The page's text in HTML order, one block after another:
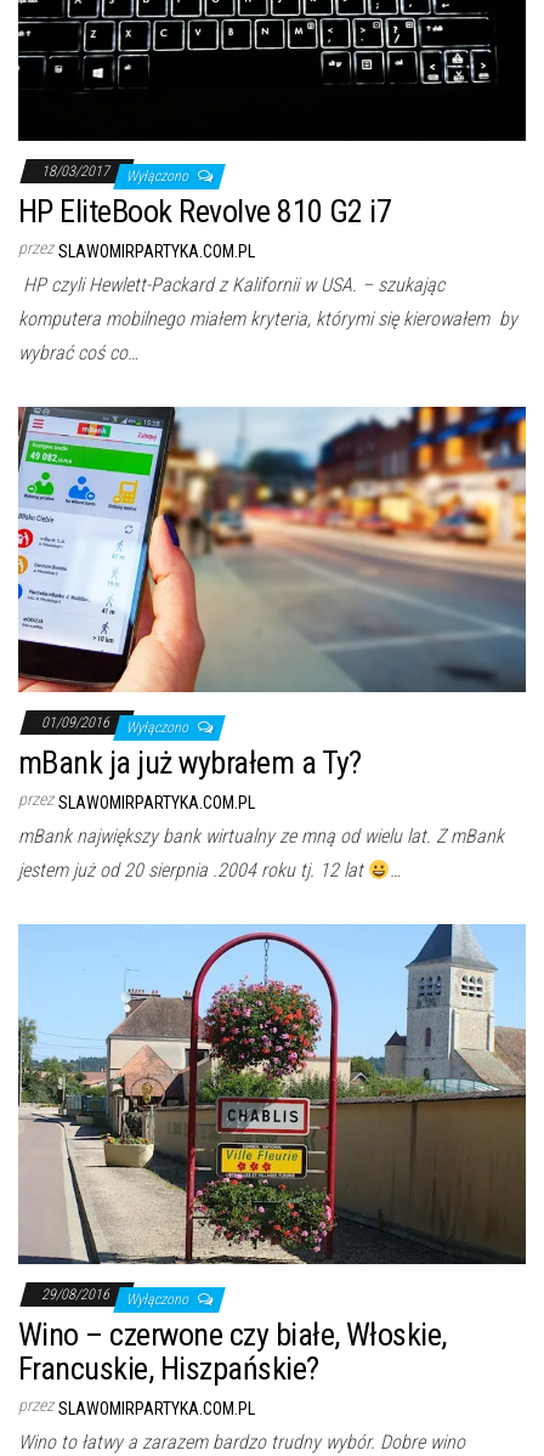
18/03/2017 Wyłączono
HP EliteBook Revolve 810 G2 i7
przez SLAWOMIRPARTYKA.COM.PL
HP czyli Hewlett-Packard z Kalifornii w USA. – szukając
komputera mobilnego miałem kryteria, którymi się kierowałem by
wybrać coś co…
01/09/2016 Wyłączono
mBank ja już wybrałem a Ty?
przez SLAWOMIRPARTYKA.COM.PL
mBank największy bank wirtualny ze mną od wielu lat. Z mBank
jestem już od 20 sierpnia .2004 roku tj. 12 lat
…
29/08/2016 Wyłączono
Wino – czerwone czy białe, Włoskie,
Francuskie, Hiszpańskie?
przez SLAWOMIRPARTYKA.COM.PL
Wino to łatwy a zarazem bardzo trudny wybór. Dobre wino